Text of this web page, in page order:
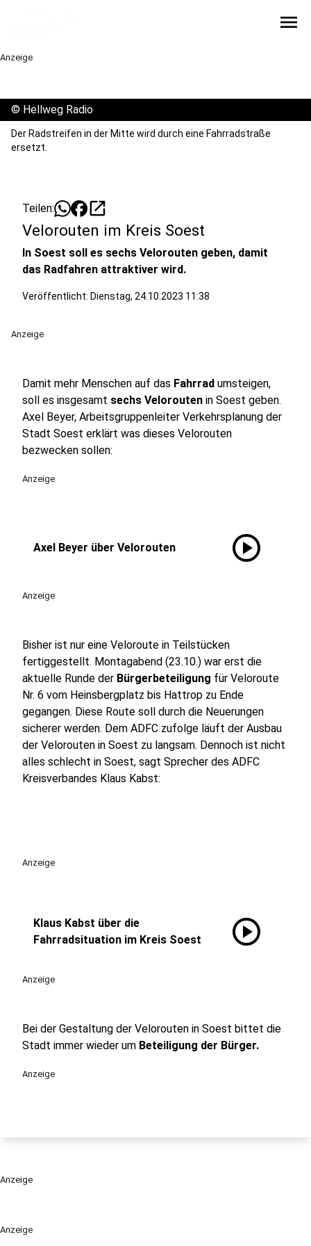
menu
Anzeige
Anzeige
© Hellweg Radio
Der Radstreifen in der Mitte wird durch eine Fahrradstraße
ersetzt.
Teilen: open_in_new
Velorouten im Kreis Soest
In Soest soll es sechs Velorouten geben, damit
das Radfahren attraktiver wird.
Veröffentlicht: Dienstag, 24.10.2023 11:38
Anzeige
Damit mehr Menschen auf das Fahrrad umsteigen,
soll es insgesamt sechs Velorouten in Soest geben.
Axel Beyer, Arbeitsgruppenleiter Verkehrsplanung der
Stadt Soest erklärt was dieses Velorouten
bezwecken sollen:
Anzeige
Axel Beyer über Velorouten play_circle
Anzeige
Bisher ist nur eine Veloroute in Teilstücken
fertiggestellt. Montagabend (23.10.) war erst die
aktuelle Runde der Bürgerbeteiligung für Veloroute
Nr. 6 vom Heinsbergplatz bis Hattrop zu Ende
gegangen. Diese Route soll durch die Neuerungen
sicherer werden. Dem ADFC zufolge läuft der Ausbau
der Velorouten in Soest zu langsam. Dennoch ist nicht
alles schlecht in Soest, sagt Sprecher des ADFC
Kreisverbandes Klaus Kabst:
Anzeige
Klaus Kabst über die
Fahrradsituation im Kreis Soest
play_circle
Anzeige
Bei der Gestaltung der Velorouten in Soest bittet die
Stadt immer wieder um Beteiligung der Bürger.
Anzeige
Anzeige